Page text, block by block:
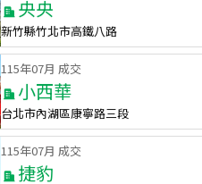
新竹縣竹北市高鐵八路
115年07月 成交
小西華
台北市內湖區康寧路三段
115年07月 成交
捷豹
台北市中山區長春路